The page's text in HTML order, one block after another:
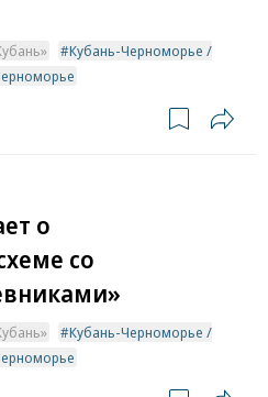
Кубань-Черноморье /
о
со
Кубань-Черноморье /